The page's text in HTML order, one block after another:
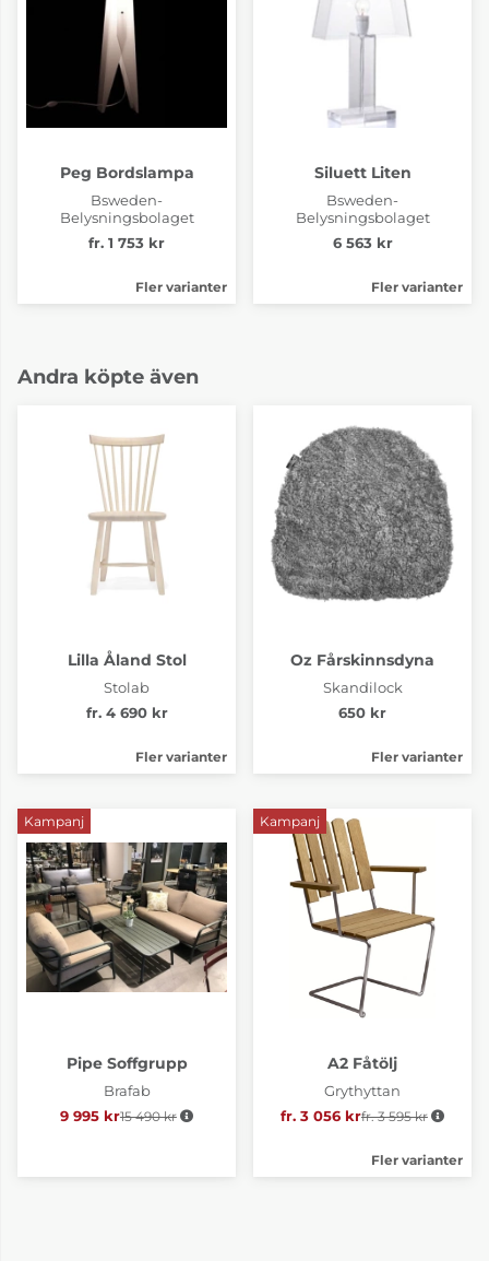
Peg Bordslampa
Bsweden-
Belysningsbolaget
fr. 1 753 kr
Fler varianter
Siluett Liten
Bsweden-
Belysningsbolaget
6 563 kr
Fler varianter
Andra köpte även
Lilla Åland Stol
Stolab
fr. 4 690 kr
Fler varianter
Oz Fårskinnsdyna
Skandilock
650 kr
Fler varianter
Kampanj
Pipe Soffgrupp
Brafab
9 995 kr Ordinarie pris:
15 490 kr
Kampanj
A2 Fåtölj
Grythyttan
fr. 3 056 krOrdinarie pris:
fr. 3 595 kr
Fler varianter